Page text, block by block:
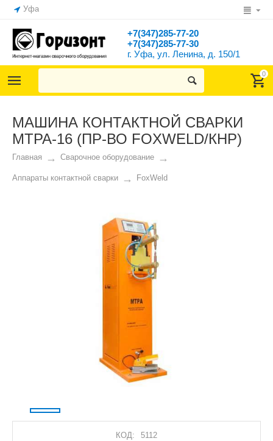
Уфа
+7(347)285-77-20
+7(347)285-77-30
г. Уфа, ул. Ленина, д. 150/1
0
МАШИНА КОНТАКТНОЙ СВАРКИ
МТРА-16 (ПР-ВО FOXWELD/КНР)
Главная Сварочное оборудование
Аппараты контактной сварки FoxWeld
КОД: 5112